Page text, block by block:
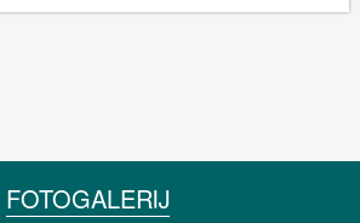
FOTOGALERIJ